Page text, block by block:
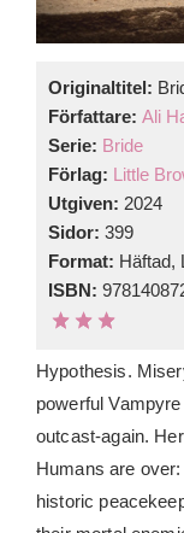
Originaltitel:
Författare: Ali
Serie: Bride
Förlag: Little
Utgiven: 2024
Sidor: 399
Format: Häftad,
ISBN:
Hypothesis.
powerful
outcast-again.
Humans are
historic